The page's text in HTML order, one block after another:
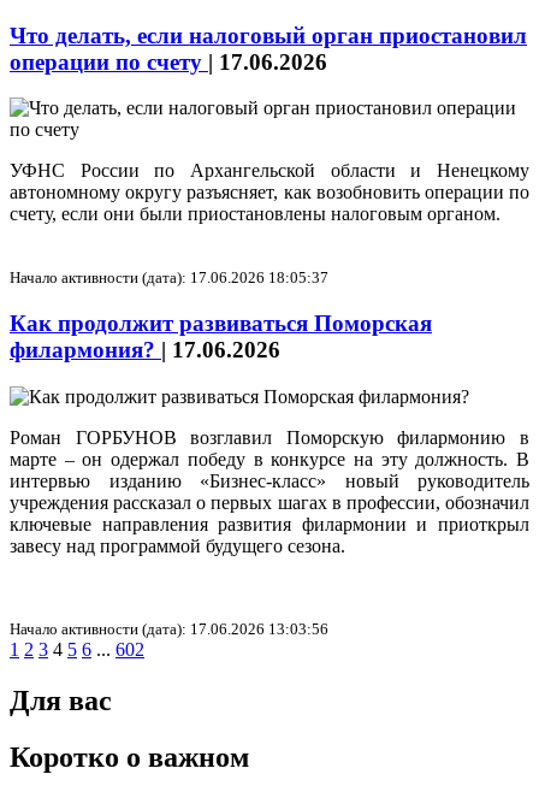
Что делать, если налоговый орган приостановил
операции по счету | 17.06.2026
УФНС России по Архангельской области и Ненецкому
автономному округу разъясняет, как возобновить операции по
счету, если они были приостановлены налоговым органом.
Начало активности (дата): 17.06.2026 18:05:37
Как продолжит развиваться Поморская
филармония? | 17.06.2026
Роман ГОРБУНОВ возглавил Поморскую филармонию в
марте – он одержал победу в конкурсе на эту должность. В
интервью изданию «Бизнес-класс» новый руководитель
учреждения рассказал о первых шагах в профессии, обозначил
ключевые направления развития филармонии и приоткрыл
завесу над программой будущего сезона.
Начало активности (дата): 17.06.2026 13:03:56
1 2 3 4 5 6 ... 602
Для вас
Коротко о важном